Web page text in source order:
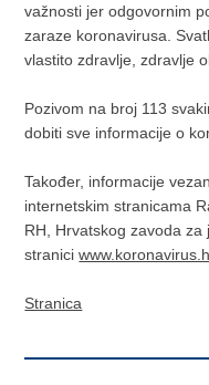
važnosti jer odgovornim
zaraze koronavirusa.
vlastito zdravlje, zdravlje
Pozivom na broj 113
dobiti sve informacije o
Također, informacije
internetskim stranicama
RH, Hrvatskog zavoda
stranici
Stranica